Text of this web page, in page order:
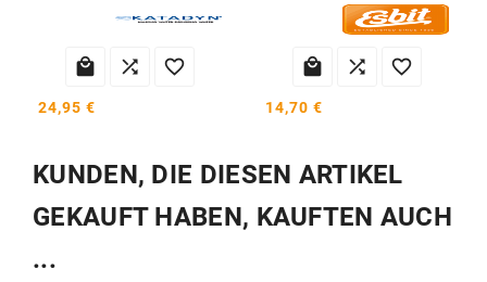
  
24,95 €
  
14,70 €
KUNDEN, DIE DIESEN ARTIKEL
GEKAUFT HABEN, KAUFTEN AUCH
...